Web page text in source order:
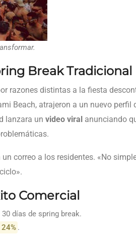
Break Tradicional
razones distintas a la fiesta
Beach, atrajeron a un nuevo perfil
lanzara un video viral anunciando
un correo a los residentes. «No
Comercial
días de spring break.
.